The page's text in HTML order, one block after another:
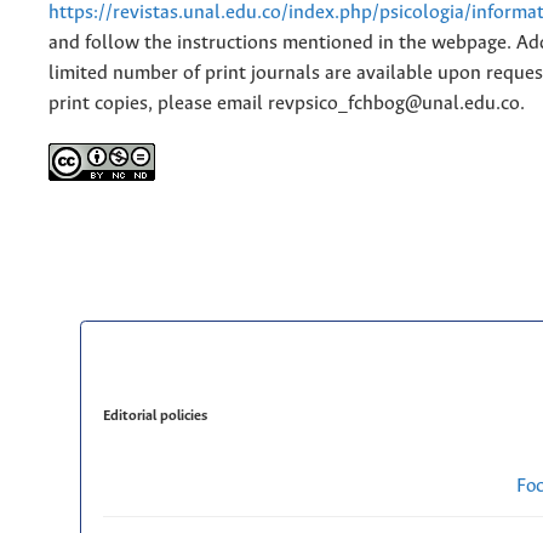
https://revistas.unal.edu.co/index.php/psicologia/
and follow the instructions mentioned in the webpage.
limited number of print journals are available upon
print copies, please email revpsico_fchbog@unal.edu.co.
Editorial policies